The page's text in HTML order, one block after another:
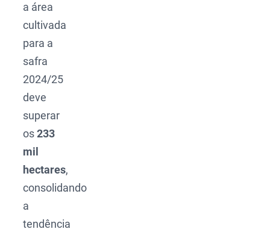
a área
cultivada
para a
safra
2024/25
deve
superar
os233
mil
hectares,
consolidando
a
tendência